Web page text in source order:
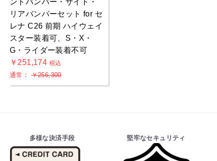
ントバンパー・サイド・
リアバンパーセット for セ
レナ C26 前期 ハイウェイ
スター装着可、S・X・
G・ライダー装着不可
￥251,174 税込
通常：￥256,300
多様な決済手段 堅牢なセキュリティ